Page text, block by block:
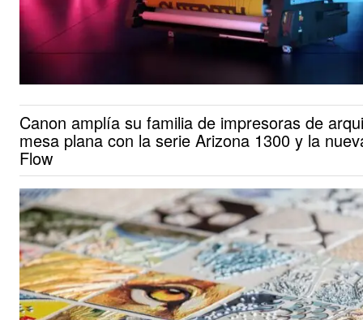
Canon amplía su familia de impresoras de
mesa plana con la serie Arizona 1300 y la
Flow